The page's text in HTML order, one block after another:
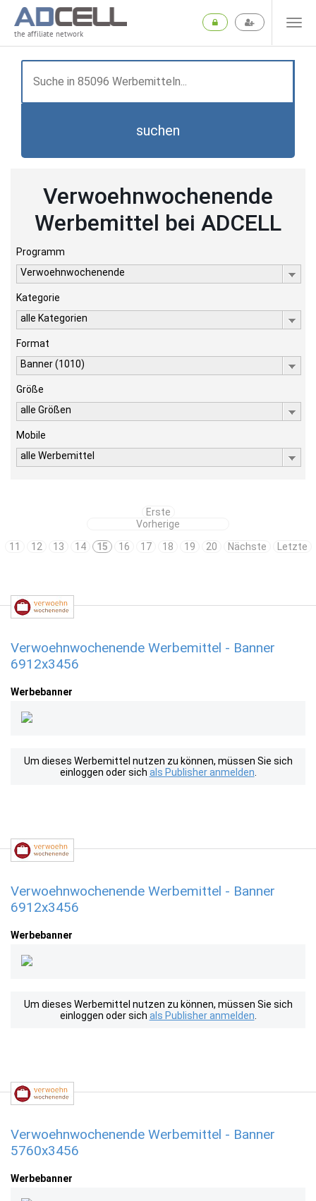
the affiliate network
suchen
Verwoehnwochenende
Werbemittel bei ADCELL
Programm
Verwoehnwochenende
Kategorie
alle Kategorien
Format
Banner (1010)
Größe
alle Größen
Mobile
alle Werbemittel
Erste
Vorherige
11
12 13 14 15 16 17 18 19 20 Nächste Letzte
Verwoehnwochenende Werbemittel - Banner
6912x3456
Werbebanner
Um dieses Werbemittel nutzen zu können, müssen Sie sich
einloggen oder sich als Publisher anmelden
Verwoehnwochenende Werbemittel - Banner
6912x3456
Werbebanner
Um dieses Werbemittel nutzen zu können, müssen Sie sich
einloggen oder sich als Publisher anmelden
Verwoehnwochenende Werbemittel - Banner
5760x3456
Werbebanner